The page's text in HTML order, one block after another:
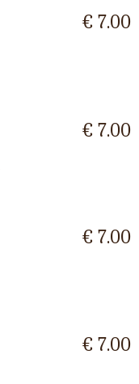
€ 7.00
€ 7.00
€ 7.00
€ 7.00